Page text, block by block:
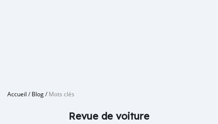
Accueil /Blog/Mots clés
Revue de voiture